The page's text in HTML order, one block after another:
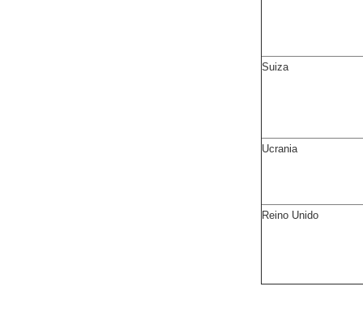
Suiza
Ucrania
Reino Unido